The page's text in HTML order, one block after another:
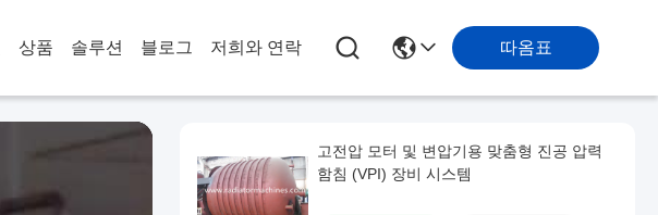
상품 솔루션 블로그 저희와 연락 따옴표
고전압 모터 및 변압기용 맞춤형 진공 압력
함침 (VPI) 장비 시스템